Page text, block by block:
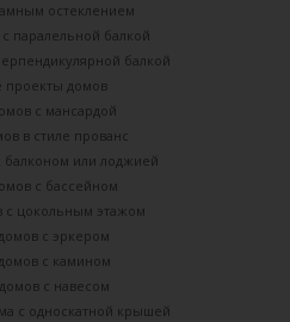
остеклением
паралельной балкой
балкой
проекты домов
с мансардой
в стиле прованс
или лоджией
с бассейном
с цокольным этажом
с эркером
с камином
с навесом
с односкатной крышей